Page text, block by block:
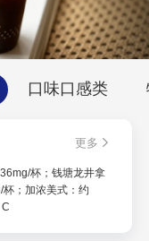
口味口感类
更多
杯；钱塘龙井拿
；加浓美式：约